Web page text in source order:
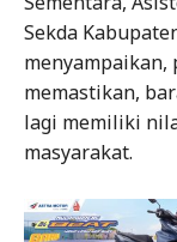
Sekda
memastikan,
lagi memiliki
masyarakat.